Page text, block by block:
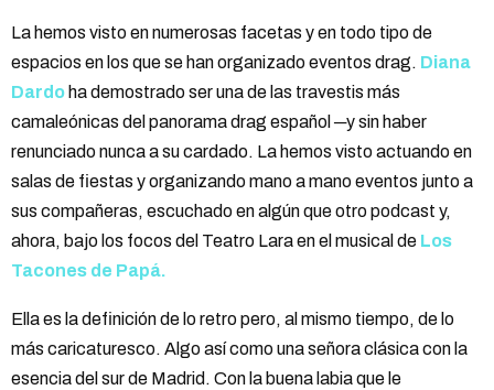
La hemos visto en numerosas facetas y en todo tipo de
espacios en los que se han organizado eventos drag. Diana
Dardo ha demostrado ser una de las travestis más
camaleónicas del panorama drag español ─y sin haber
renunciado nunca a su cardado. La hemos visto actuando en
salas de fiestas y organizando mano a mano eventos junto a
sus compañeras, escuchado en algún que otro podcast y,
ahora, bajo los focos del Teatro Lara en el musical de Los
Tacones de Papá.
Ella es la definición de lo retro pero, al mismo tiempo, de lo
más caricaturesco. Algo así como una señora clásica con la
esencia del sur de Madrid. Con la buena labia que le